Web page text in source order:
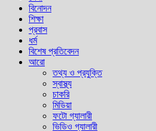
বিনোদন
শিক্ষা
প্রবাস
ধর্ম
বিশেষ প্রতিবেদন
আরো
তথ্য ও প্রযুক্তি
স্বাস্থ্য
চাকরি
মিডিয়া
ফটো গ্যালারী
ভিডিও গ্যালারী